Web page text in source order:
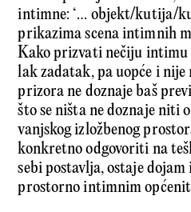
intimne: ‘… objekt/kutija/
prikazima scena intimnih
Kako prizvati nečiju
lak zadatak, pa uopće i nije
prizora ne doznaje baš
što se ništa ne doznaje niti
vanjskog izložbenog
konkretno odgovoriti na
sebi postavlja, ostaje
prostorno intimnim